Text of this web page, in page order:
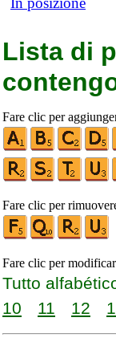
Lista di
Fare clic per
Fare clic per
Fare clic per
Tutto
10
11 12